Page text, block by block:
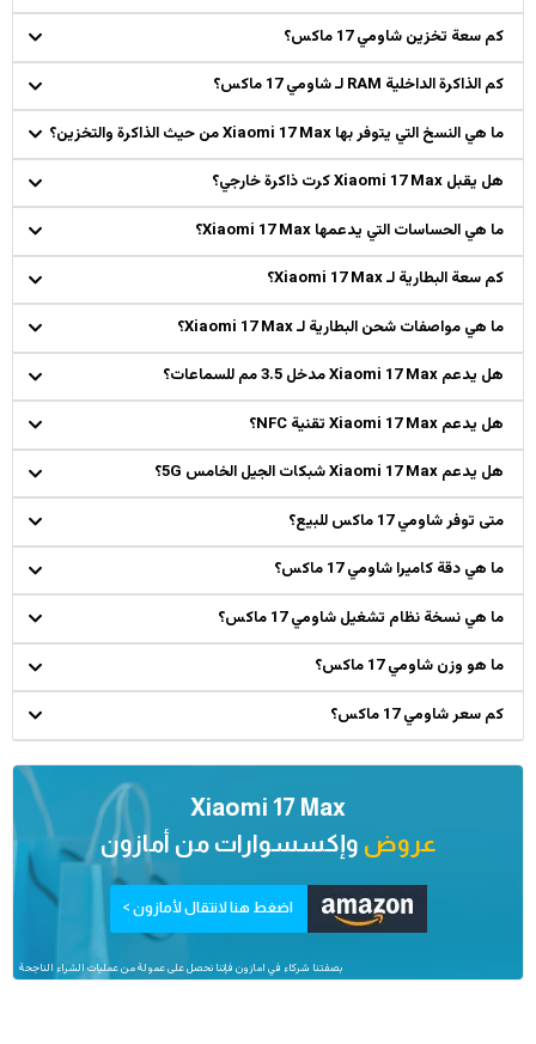
كم سعة تخزين شاومي 17 ماكس؟
كم الذاكرة الداخلية RAM لـ شاومي 17 ماكس؟
ما هي النسخ التي يتوفر بها Xiaomi 17 Max من حيث الذاكرة والتخزين؟
هل يقبل Xiaomi 17 Max كرت ذاكرة خارجي؟
ما هي الحساسات التي يدعمها Xiaomi 17 Max؟
كم سعة البطارية لـ Xiaomi 17 Max؟
ما هي مواصفات شحن البطارية لـ Xiaomi 17 Max؟
هل يدعم Xiaomi 17 Max مدخل 3.5 مم للسماعات؟
هل يدعم Xiaomi 17 Max تقنية NFC؟
هل يدعم Xiaomi 17 Max شبكات الجيل الخامس 5G؟
متى توفر شاومي 17 ماكس للبيع؟
ما هي دقة كاميرا شاومي 17 ماكس؟
ما هي نسخة نظام تشغيل شاومي 17 ماكس؟
ما هو وزن شاومي 17 ماكس؟
كم سعر شاومي 17 ماكس؟
Xiaomi 17 Max
عروض وإكسسوارات من أمازون
اضغط هنا لانتقال لأمازون >
بصفتنا شركاء في امازون فإننا نحصل على عمولة من عمليات الشراء الناجحة